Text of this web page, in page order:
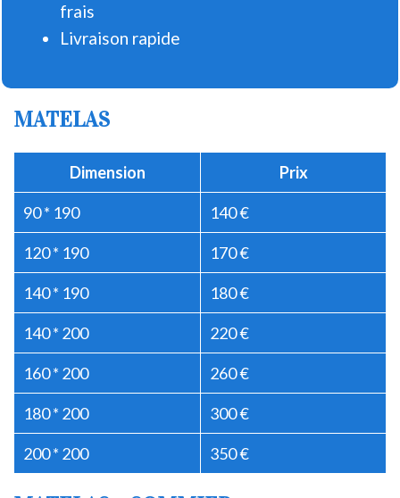
frais
Livraison rapide
MATELAS
Dimension Prix
90 * 190 140 €
120 * 190 170 €
140 * 190 180 €
140 * 200 220 €
160 * 200 260 €
180 * 200 300 €
200 * 200 350 €